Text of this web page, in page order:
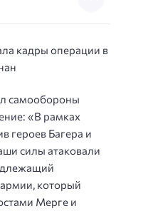
самообороны
«В рамках
героев Багера и
силы атаковали
который
Мерге и